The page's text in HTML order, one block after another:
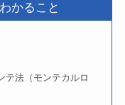
かること
テ法（モンテカルロ